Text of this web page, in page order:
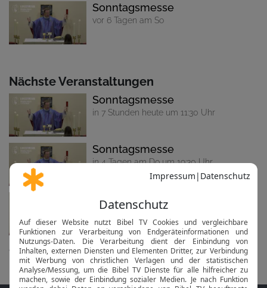
Sonntagsmesse
vor 6 Tagen am So
Nächste Veranstaltungen
Sonntagsmesse
in 7 Stunden heute um 11:30 Uhr
Sonntagsmesse
in 4 Tagen am Do um 19:30 Uhr
Sonntagsmesse
in 7 Tagen am So um 11:30 Uhr
alle anzeigen...